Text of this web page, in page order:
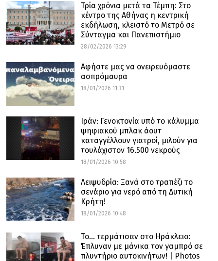
Τρία χρόνια μετά τα Τέμπη: Στο
κέντρο της Αθήνας η κεντρική
εκδήλωση, κλειστό το Μετρό σε
Σύνταγμα και Πανεπιστήμιο
28/02/2026 13:29
Αφήστε μας να ονειρευόμαστε
ασπρόμαυρα
18/01/2026 11:31
Ιράν: Γενοκτονία υπό το κάλυμμα
ψηφιακού μπλακ άουτ
καταγγέλλουν γιατροί, μιλούν για
τουλάχιστον 16.500 νεκρούς
18/01/2026 10:58
Λειψυδρία: Ξανά στο τραπέζι το
σενάριο για νερό από τη Δυτική
Κρήτη!
18/01/2026 10:48
Το… τερμάτισαν στο Ηράκλειο:
Έπλυναν με μάνικα τον γαμπρό σε
πλυντήριο αυτοκινήτων! | Photos